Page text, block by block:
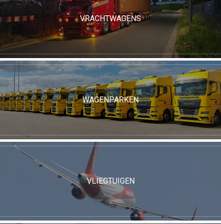
VRACHTWAGENS
WAGENPARKEN
VLIEGTUIGEN